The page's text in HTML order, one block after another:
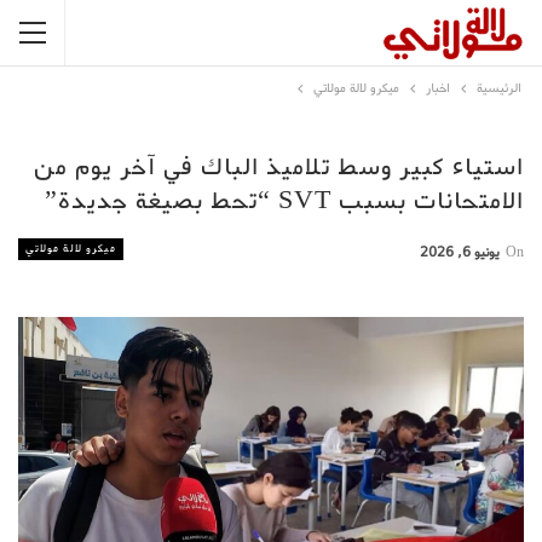
الرئيسية اخبار ميكرو لالة مولاتي
استياء كبير وسط تلاميذ الباك في آخر يوم من
الامتحانات بسبب SVT “تحط بصيغة جديدة”
ميكرو لالة مولاتي On يونيو 6, 2026